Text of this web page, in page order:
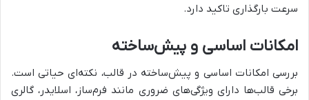
سرعت بارگذاری تاکید دارد.
امکانات اساسی و پیش‌ساخته
بررسی امکانات اساسی و پیش‌ساخته در قالب، نکته‌ای حیاتی است.
برخی قالب‌ها دارای ویژگی‌های ضروری مانند فرم‌ساز، اسلایدر، گالری